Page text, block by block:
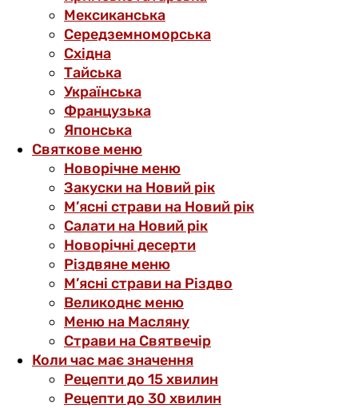
Мексиканська
Середземноморська
Східна
Тайська
Українська
Французька
Японська
Святкове меню
Новорічне меню
Закуски на Новий рік
М’ясні страви на Новий рік
Салати на Новий рік
Новорічні десерти
Різдвяне меню
М’ясні страви на Різдво
Великоднє меню
Меню на Масляну
Страви на Святвечір
Коли час має значення
Рецепти до 15 хвилин
Рецепти до 30 хвилин